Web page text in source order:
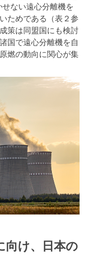
ない遠心分離機を
ためである（表２参
策は同盟国にも検討
国で遠心分離機を自
燃の動向に関心が集
向け、日本の